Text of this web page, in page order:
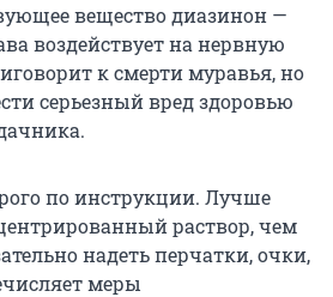
вещество диазинон —
воздействует на нервную
к смерти муравья, но
серьезный вред здоровью
по инструкции. Лучше
раствор, чем
надеть перчатки, очки,
меры